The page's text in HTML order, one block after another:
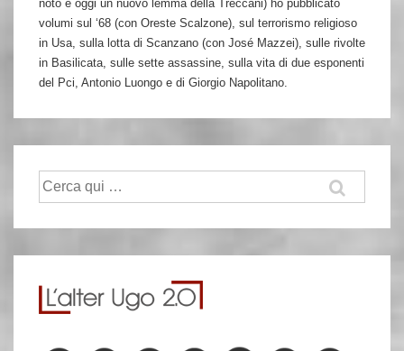
noto è oggi un nuovo lemma della Treccani) ho pubblicato
volumi sul ‘68 (con Oreste Scalzone), sul terrorismo religioso
in Usa, sulla lotta di Scanzano (con José Mazzei), sulle rivolte
in Basilicata, sulle sette assassine, sulla vita di due esponenti
del Pci, Antonio Luongo e di Giorgio Napolitano.
Cerca: